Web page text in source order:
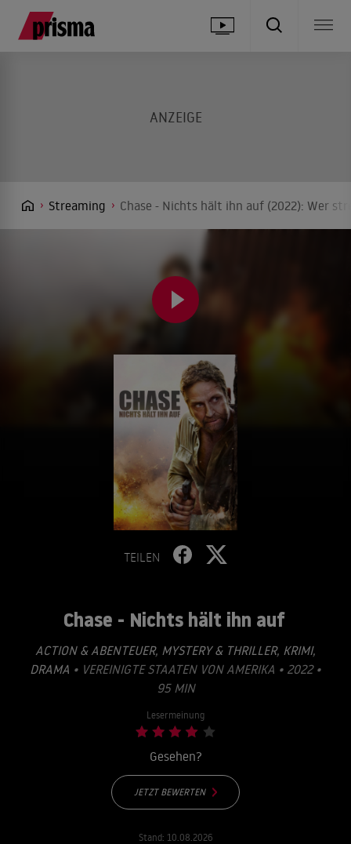
Streaming Chase - Nichts hält ihn auf (2022): Wer
TEILEN
Chase - Nichts hält ihn auf
ACTION & ABENTEUER, MYSTERY & THRILLER, KRIMI,
DRAMA • VEREINIGTE STAATEN VON AMERIKA • 2022 •
95 MIN
Lesermeinung
Gesehen?
JETZT BEWERTEN
Stand: 10.08.2026